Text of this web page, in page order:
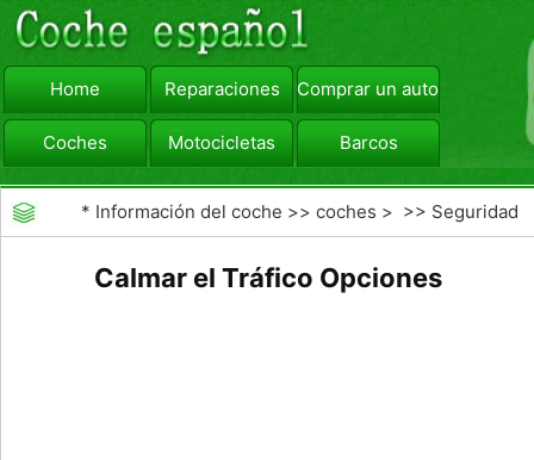
Home Reparaciones Comprar un automóvil
Coches Motocicletas Barcos
viajar Camiones
* Información del coche >>coches > >> Seguridad
Calmar el Tráfico Opciones